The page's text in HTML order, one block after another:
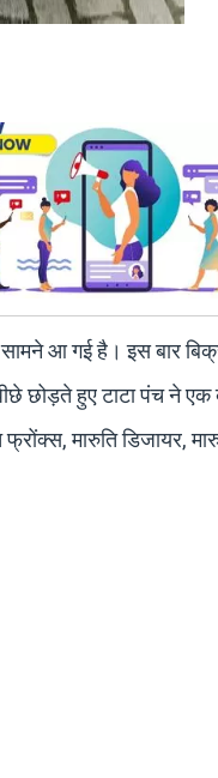
सामने आ गई है। इस बार
छोड़ते हुए टाटा पंच ने एक
मारुति डिजायर,